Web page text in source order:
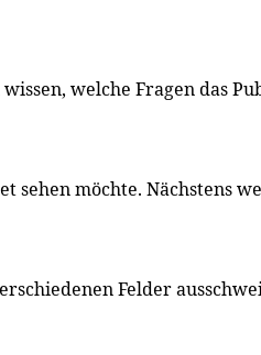
welche Fragen das
sehen möchte. Nächstens
Felder